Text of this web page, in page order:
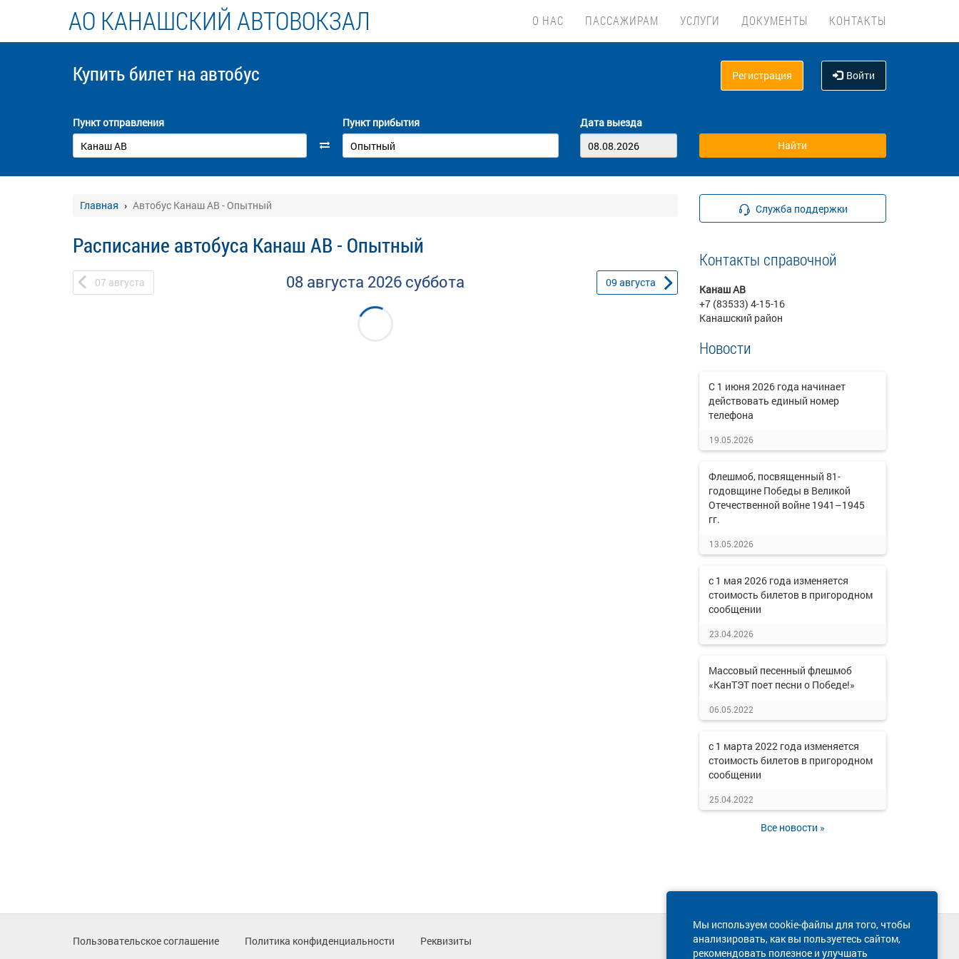
АО КАНАШСКИЙ АВТОВОКЗАЛ О НАС ПАССАЖИРАМ УСЛУГИ ДОКУМЕНТЫ КОНТАКТЫ
Купить билет на автобус Регистрация Войти
Пункт отправления Пункт прибытия Дата выезда
Главная Автобус Канаш АВ - Опытный
Расписание автобуса Канаш АВ - Опытный
07 августа 08 августа 2026 суббота 09 августа
Служба поддержки
Контакты справочной
Канаш АВ
+7 (83533) 4-15-16
Канашский район
Новости
C 1 июня 2026 года начинает
действовать единый номер
телефона
19.05.2026
Флешмоб, посвященный 81-
годовщине Победы в Великой
Отечественной войне 1941–1945
гг.
13.05.2026
с 1 мая 2026 года изменяется
стоимость билетов в пригородном
сообщении
23.04.2026
Массовый песенный флешмоб
«КанТЭТ поет песни о Победе!»
06.05.2022
с 1 марта 2022 года изменяется
стоимость билетов в пригородном
сообщении
25.04.2022
Все новости »
Мы используем cookie-файлы для того, чтобы
анализировать, как вы пользуетесь сайтом,
рекомендовать полезное и улучшать
Пользовательское соглашение Политика конфиденциальности
Реквизиты
Техническая поддержка сайта